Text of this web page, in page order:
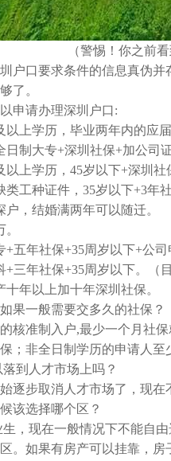
（警惕！你之前
口要求条件的信息真伪并
了。
请办理深圳户口:
学历，毕业两年内的应届
制大专+深圳社保+加公司证
学历，45岁以下+深圳社
种证件，35岁以下+3年社
，结婚满两年可以随迁。
年社保+35周岁以下+公司
年社保+35周岁以下。（目
年以上加十年深圳社保。
一般需要交多久的社保？
准制入户,最少一个月社保
；非全日制学历的申请人至
到人才市场上吗？
步取消人才市场了，现在
选择哪个区？
现在一般情况下不能自由
。如果有房产可以挂靠，房